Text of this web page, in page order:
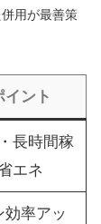
用が最善策
イント
長時間稼
エネ
効率アッ